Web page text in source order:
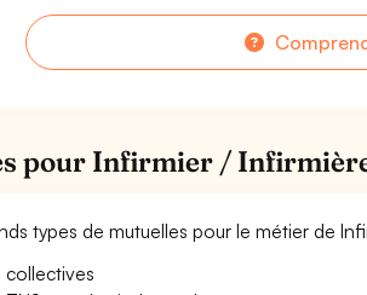
pour Infirmier /
types de mutuelles pour le métier de
collectives